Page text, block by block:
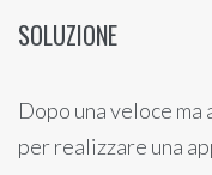
SOLUZIONE
Dopo una veloce
per realizzare una